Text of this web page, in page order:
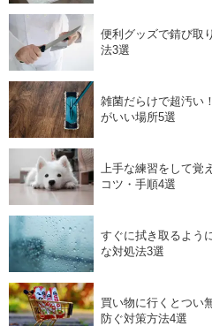
便利グッズで錆び取
法3選
雑菌だらけで超汚い
がいい場所5選
上手な練習をして覚
コツ・手順4選
すぐに拭き取るよう
な対処法3選
買い物に行くとつい
防ぐ対策方法4選